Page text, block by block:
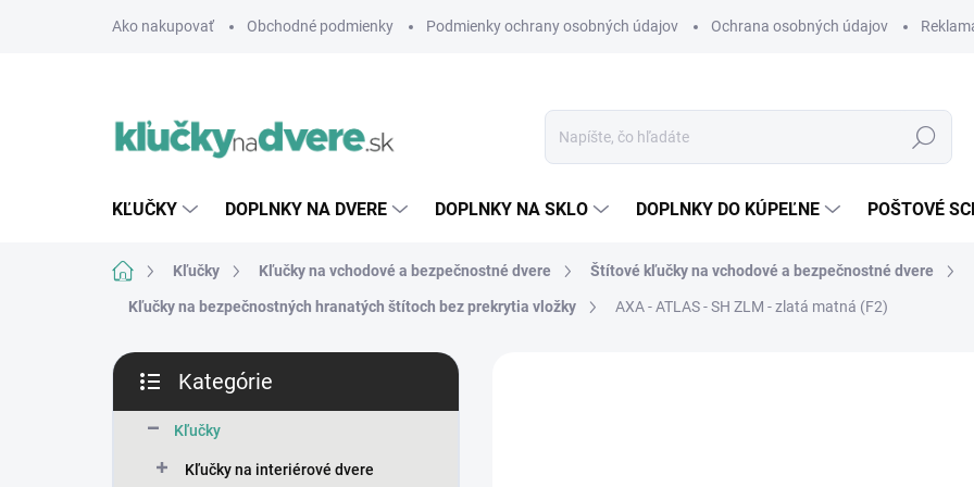
Ako nakupovať Obchodné podmienky Podmienky ochrany osobných údajov Ochrana osobných údajov
Hľadať
KĽUČKY DOPLNKY NA DVERE DOPLNKY NA SKLO DOPLNKY DO KÚPEĽNE POŠTOVÉ
DomovKľučky Kľučky na vchodové a bezpečnostné dvere Štítové kľučky na vchodové a bezpečnostné dvere
Kľučky na bezpečnostných hranatých štítoch bez prekrytia vložky AXA - ATLAS - SH ZLM - zlatá matná (F2)
B
č
kategórie
Kategórie
Kľučky
Kľučky na interiérové dvere